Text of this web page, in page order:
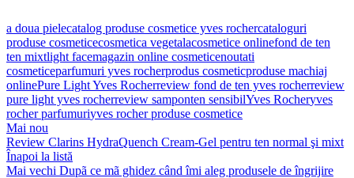
a doua pielecatalog produse cosmetice yves rochercataloguri
produse cosmeticecosmetica vegetalacosmetice onlinefond de ten
ten mixtlight facemagazin online cosmeticenoutati
cosmeticeparfumuri yves rocherprodus cosmeticproduse machiaj
onlinePure Light Yves Rocherreview fond de ten yves rocherreview
pure light yves rocherreview samponten sensibilYves Rocheryves
rocher parfumuriyves rocher produse cosmetice
Mai nou
Review Clarins HydraQuench Cream-Gel pentru ten normal şi mixt
Înapoi la listă
Mai vechi Dupã ce mã ghidez când îmi aleg produsele de îngrijire